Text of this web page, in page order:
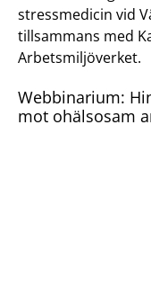
stressmedicin vid
tillsammans med
Arbetsmiljöverket.
Webbinarium:
mot ohälsosam